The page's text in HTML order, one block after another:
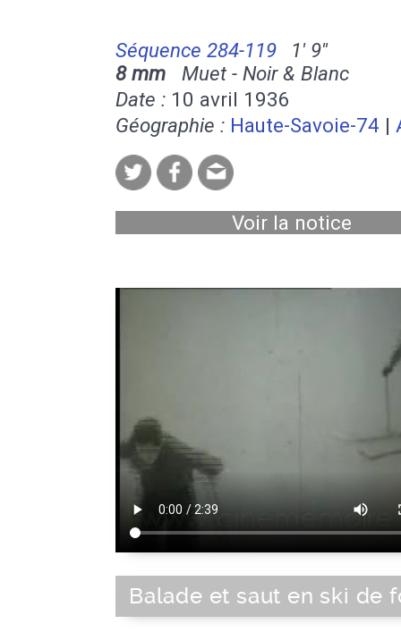
Séquence 284-119
1' 9''
8 mm Muet - Noir & Blanc
Date : 10 avril 1936
Géographie : Haute-Savoie-74 |
Voir la notice
Balade et saut en ski de